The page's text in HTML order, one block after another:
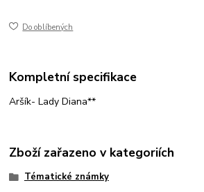
Do oblíbených
Kompletní specifikace
Aršík- Lady Diana**
Zboží zařazeno v kategoriích
Tématické známky